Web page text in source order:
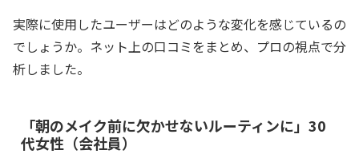
実際に使用したユーザーはどのような変化を感じているの
でしょうか。ネット上の口コミをまとめ、プロの視点で分
析しました。
「朝のメイク前に欠かせないルーティンに」30
代女性（会社員）